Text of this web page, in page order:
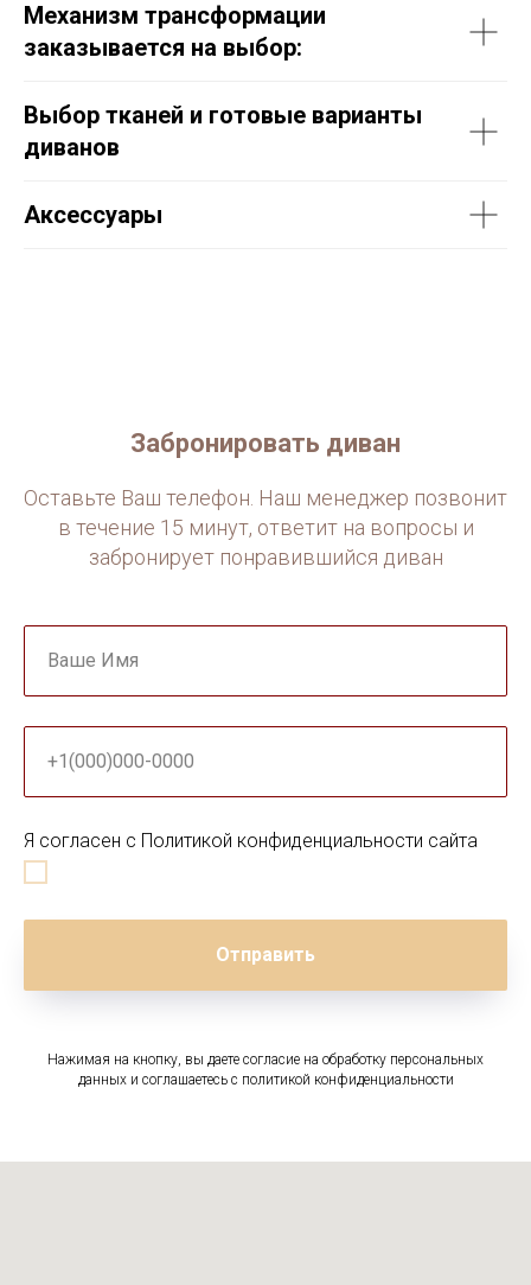
Механизм трансформации
заказывается на выбор:
Выбор тканей и готовые варианты
диванов
Аксессуары
Забронировать диван
Оставьте Ваш телефон. Наш менеджер позвонит
в течение 15 минут, ответит на вопросы и
забронирует понравившийся диван
Ваше Имя
+1(000)000-0000
Я согласен с Политикой конфиденциальности сайта
Отправить
Нажимая на кнопку, вы даете согласие на обработку персональных
данных и соглашаетесь c политикой конфиденциальности